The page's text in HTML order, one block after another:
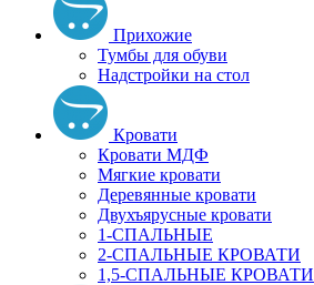
Прихожие
Тумбы для обуви
Надстройки на стол
Кровати
Кровати МДФ
Мягкие кровати
Деревянные кровати
Двухъярусные кровати
1-СПАЛЬНЫЕ
2-СПАЛЬНЫЕ КРОВАТИ
1,5-СПАЛЬНЫЕ КРОВАТИ